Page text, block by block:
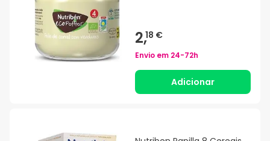
2,18 €
Envio em 24-72h
Adicionar